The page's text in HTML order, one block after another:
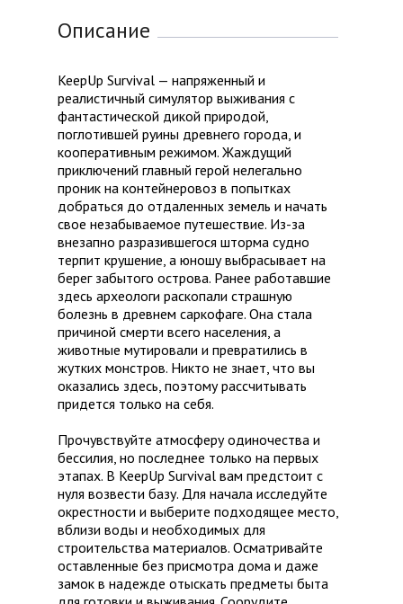
Описание
KeepUp Survival — напряженный и
реалистичный симулятор выживания с
фантастической дикой природой,
поглотившей руины древнего города, и
кооперативным режимом. Жаждущий
приключений главный герой нелегально
проник на контейнеровоз в попытках
добраться до отдаленных земель и начать
свое незабываемое путешествие. Из-за
внезапно разразившегося шторма судно
терпит крушение, а юношу выбрасывает на
берег забытого острова. Ранее работавшие
здесь археологи раскопали страшную
болезнь в древнем саркофаге. Она стала
причиной смерти всего населения, а
животные мутировали и превратились в
жутких монстров. Никто не знает, что вы
оказались здесь, поэтому рассчитывать
придется только на себя.
Прочувствуйте атмосферу одиночества и
бессилия, но последнее только на первых
этапах. В KeepUp Survival вам предстоит с
нуля возвести базу. Для начала исследуйте
окрестности и выберите подходящее место,
вблизи воды и необходимых для
строительства материалов. Осматривайте
оставленные без присмотра дома и даже
замок в надежде отыскать предметы быта